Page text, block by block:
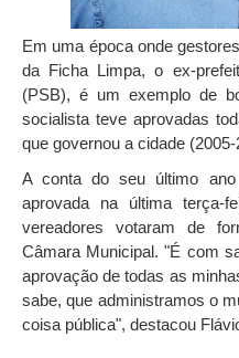
Em uma época onde
da Ficha Limpa, o ex-
(PSB), é um exemplo de
socialista teve aprovadas
que governou a cidade (2005-
A conta do seu último
aprovada na última
vereadores votaram de
Câmara Municipal. "É com
aprovação de todas as
sabe, que administramos o
coisa pública", destacou